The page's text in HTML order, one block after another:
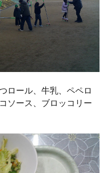
ロール、牛乳、ペペロ
ソース、ブロッコリー